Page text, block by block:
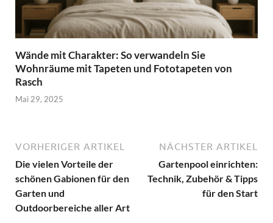
Wände mit Charakter: So verwandeln Sie
Wohnräume mit Tapeten und Fototapeten von
Rasch
Mai 29, 2025
VORHERIGER ARTIKEL
Die vielen Vorteile der
schönen Gabionen für den
Garten und
Outdoorbereiche aller Art
NÄCHSTER ARTIKEL
Gartenpool einrichten:
Technik, Zubehör & Tipps
für den Start